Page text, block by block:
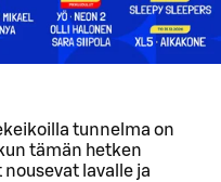
tunnelma on
tämän hetken
lavalle ja